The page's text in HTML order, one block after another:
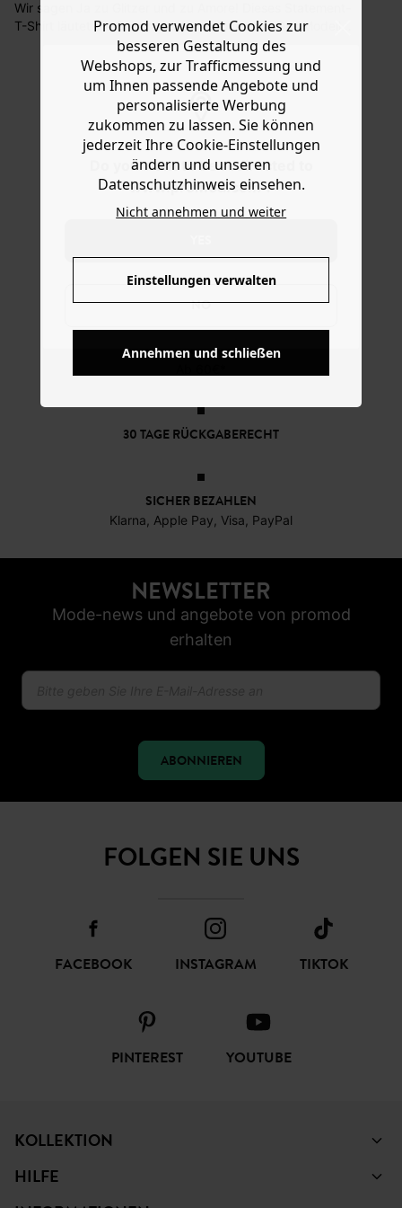
Do you want to be redirected to
www.promod.com ?
NO
Sie haben das Recht binnen30 Tagennach Erhalt der
Ware die Artikel zurückzuschicken oder umzutauschen.
Wir sagen Ja zu Glitzer und zu Amore! Dieses Statement-
T-Shirt läutet die Saison der Lovestories ein! Das Modell
aus softem Jersey mit aufgestickten Glitzer-Buchstaben
und unifarbenem Rücken ist gerade geschnitten mit
rundem Kragen aus Rippmasche, sehr kurzem Arm und
geradem Saum. Enthält Baumwolle aus biologischem
Anbau, die ohne Pestizide, Kunstdünger oder
Gentechnologie angebaut wird.
KOSTENFREIE LIEFERUNG
30 TAGE RÜCKGABERECHT
SICHER BEZAHLEN
Klarna, Apple Pay, Visa, PayPal
NEWSLETTER
Mode-news und angebote von promod
erhalten
ABONNIEREN
FOLGEN SIE UNS
FACEBOOK INSTAGRAM TIKTOK
PINTEREST YOUTUBE
KOLLEKTION
HILFE
Promod verwendet Cookies zur
besseren Gestaltung des
Webshops, zur Trafficmessung und
um Ihnen passende Angebote und
personalisierte Werbung
zukommen zu lassen. Sie können
jederzeit Ihre Cookie-Einstellungen
ändern und unseren
Datenschutzhinweis einsehen.
Nicht annehmen und weiter
Einstellungen verwalten
Annehmen und schließen